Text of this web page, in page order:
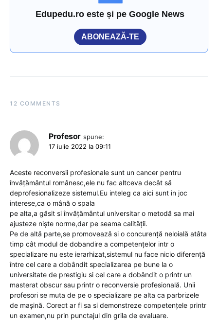
Edupedu.ro este și pe Google News
ABONEAZĂ-TE
12 COMMENTS
Profesor spune:
17 iulie 2022 la 09:11
Aceste reconversii profesionale sunt un cancer pentru
învățământul românesc,ele nu fac altceva decât să
deprofesionalizeze sistemul.Eu inteleg ca aici sunt in joc
interese,ca o mână o spala
pe alta,a găsit si învățământul universitar o metodă sa mai
ajusteze niște norme,dar pe seama calității.
Pe de altă parte,se promovează si o concurență neloială atâta
timp cât modul de dobandire a competențelor intr o
specializare nu este ierarhizat,sistemul nu face nicio diferență
între cel care a dobândit specializarea pe bune la o
universitate de prestigiu si cel care a dobândit o printr un
masterat obscur sau printr o reconversie profesională. Unii
profesori se muta de pe o specializare pe alta ca parbrizele
de mașină. Corect ar fi sa si demonstreze competențele printr
un examen,nu prin punctajul din grila de evaluare.